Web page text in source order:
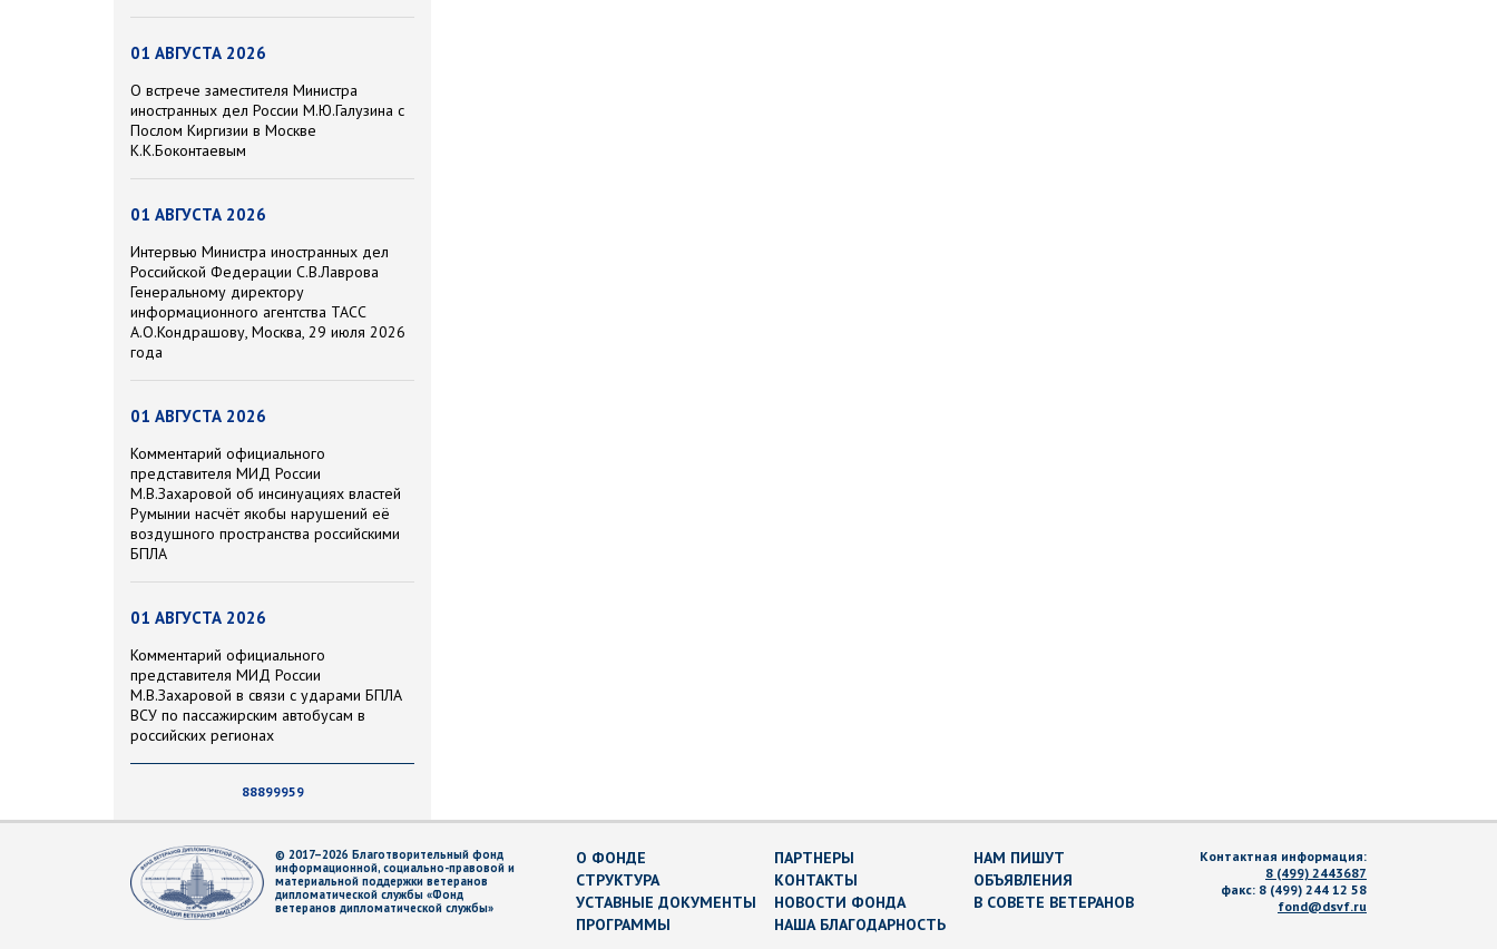
01 АВГУСТА 2026
О встрече заместителя Министра
иностранных дел России М.Ю.Галузина с
Послом Киргизии в Москве
К.К.Боконтаевым
01 АВГУСТА 2026
Интервью Министра иностранных дел
Российской Федерации С.В.Лаврова
Генеральному директору
информационного агентства ТАСС
А.О.Кондрашову, Москва, 29 июля 2026
года
01 АВГУСТА 2026
Комментарий официального
представителя МИД России
М.В.Захаровой об инсинуациях властей
Румынии насчёт якобы нарушений её
воздушного пространства российскими
БПЛА
01 АВГУСТА 2026
Комментарий официального
представителя МИД России
М.В.Захаровой в связи с ударами БПЛА
ВСУ по пассажирским автобусам в
российских регионах
88899959
© 2017–2026 Благотворительный фонд
информационной, социально-правовой и
материальной поддержки ветеранов
дипломатической службы «Фонд
ветеранов дипломатической службы»
О ФОНДЕ
СТРУКТУРА
УСТАВНЫЕ ДОКУМЕНТЫ
ПРОГРАММЫ
ПАРТНЕРЫ
КОНТАКТЫ
НОВОСТИ ФОНДА
НАША БЛАГОДАРНОСТЬ
НАМ ПИШУТ
ОБЪЯВЛЕНИЯ
В СОВЕТЕ ВЕТЕРАНОВ
Контактная информация:
8 (499) 2443687
факс: 8 (499) 244 12 58
fond@dsvf.ru